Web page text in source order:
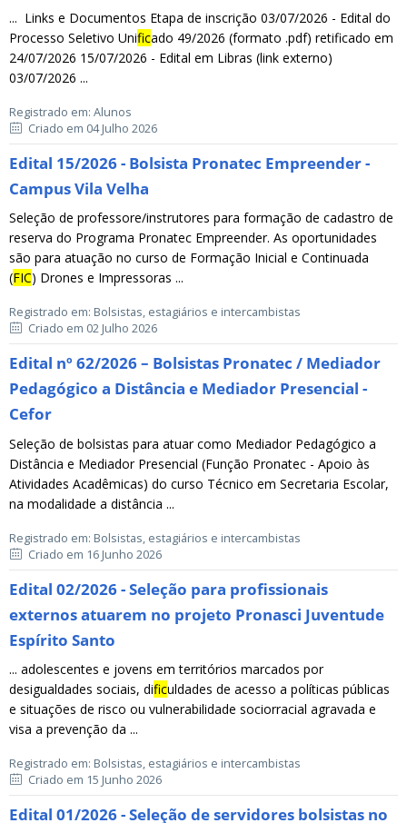
... Links e Documentos Etapa de inscrição 03/07/2026 - Edital do
Processo Seletivo Unificado 49/2026 (formato .pdf) retificado em
24/07/2026 15/07/2026 - Edital em Libras (link externo)
03/07/2026 ...
Registrado em: Alunos
Criado em 04 Julho 2026
Edital 15/2026 - Bolsista Pronatec Empreender -
Campus Vila Velha
Seleção de professore/instrutores para formação de cadastro de
reserva do Programa Pronatec Empreender. As oportunidades
são para atuação no curso de Formação Inicial e Continuada
(FIC) Drones e Impressoras ...
Registrado em: Bolsistas, estagiários e intercambistas
Criado em 02 Julho 2026
Edital nº 62/2026 – Bolsistas Pronatec / Mediador
Pedagógico a Distância e Mediador Presencial -
Cefor
Seleção de bolsistas para atuar como Mediador Pedagógico a
Distância e Mediador Presencial (Função Pronatec - Apoio às
Atividades Acadêmicas) do curso Técnico em Secretaria Escolar,
na modalidade a distância ...
Registrado em: Bolsistas, estagiários e intercambistas
Criado em 16 Junho 2026
Edital 02/2026 - Seleção para profissionais
externos atuarem no projeto Pronasci Juventude
Espírito Santo
... adolescentes e jovens em territórios marcados por
desigualdades sociais, dificuldades de acesso a políticas públicas
e situações de risco ou vulnerabilidade sociorracial agravada e
visa a prevenção da ...
Registrado em: Bolsistas, estagiários e intercambistas
Criado em 15 Junho 2026
Edital 01/2026 - Seleção de servidores bolsistas no